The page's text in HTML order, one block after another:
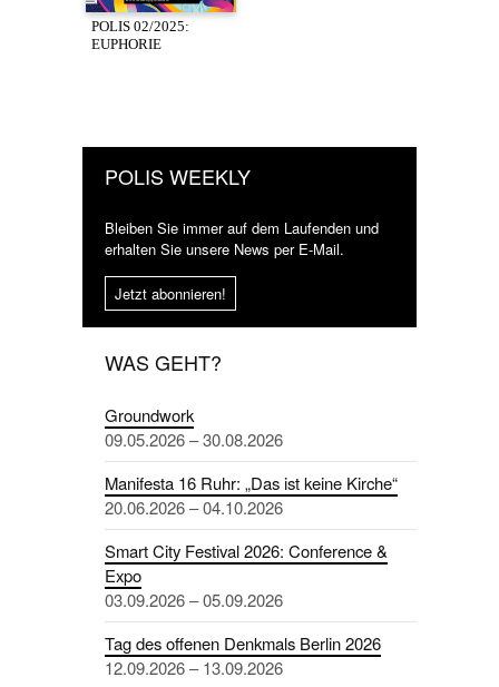
POLIS 02/2025:
EUPHORIE
POLIS WEEKLY
Bleiben Sie immer auf dem Laufenden und
erhalten Sie unsere News per E-Mail.
Jetzt abonnieren!
WAS GEHT?
Groundwork
09.05.2026 – 30.08.2026
Manifesta 16 Ruhr: „Das ist keine Kirche“
20.06.2026 – 04.10.2026
Smart City Festival 2026: Conference &
Expo
03.09.2026 – 05.09.2026
Tag des offenen Denkmals Berlin 2026
12.09.2026 – 13.09.2026